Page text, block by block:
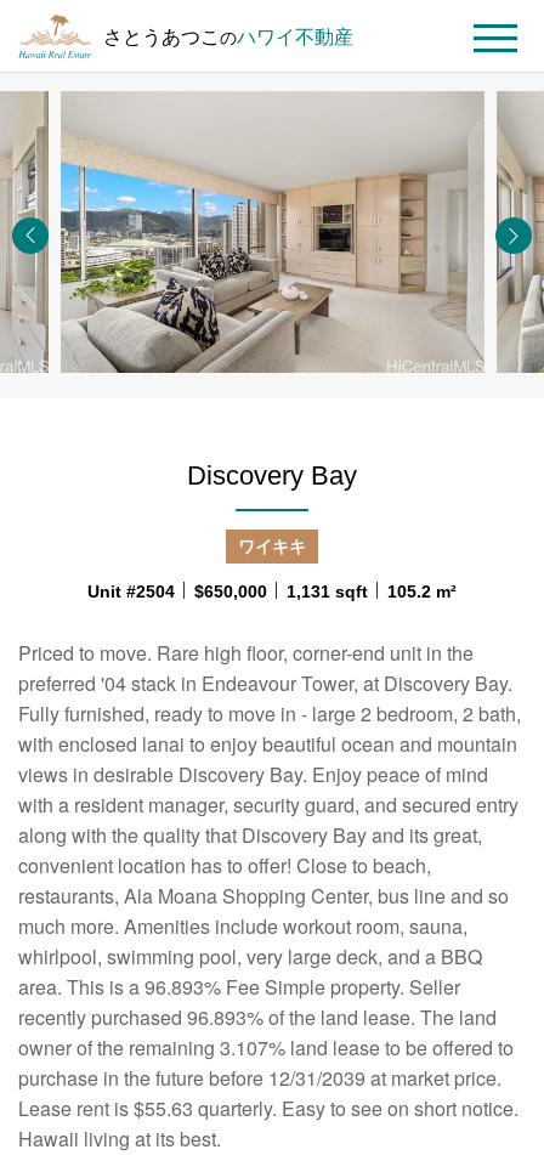
さとうあつこのハワイ不動産 MENU
ト
プ
ペ
ー
ジ
ハ
イ
不
動
産
を
探
す
Discovery
#2504
Discovery Bay
ワイキキ
Unit #2504 $650,000 1,131 sqft 105.2 m²
Priced to move. Rare high floor, corner-end unit in the
preferred '04 stack in Endeavour Tower, at Discovery Bay.
Fully furnished, ready to move in - large 2 bedroom, 2 bath,
with enclosed lanai to enjoy beautiful ocean and mountain
views in desirable Discovery Bay. Enjoy peace of mind
with a resident manager, security guard, and secured entry
along with the quality that Discovery Bay and its great,
convenient location has to offer! Close to beach,
restaurants, Ala Moana Shopping Center, bus line and so
much more. Amenities include workout room, sauna,
whirlpool, swimming pool, very large deck, and a BBQ
area. This is a 96.893% Fee Simple property. Seller
recently purchased 96.893% of the land lease. The land
owner of the remaining 3.107% land lease to be offered to
purchase in the future before 12/31/2039 at market price.
Lease rent is $55.63 quarterly. Easy to see on short notice.
Hawaii living at its best.